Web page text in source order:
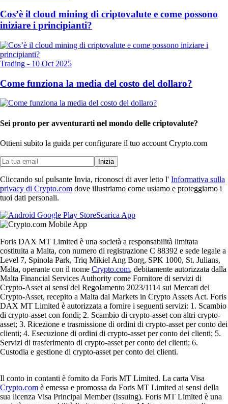
Cos’è il cloud mining di criptovalute e come possono
iniziare i principianti?
Trading - 10 Oct 2025
Come funziona la media del costo del dollaro?
Sei pronto per avventurarti nel mondo delle criptovalute?
Ottieni subito la guida per configurare il tuo account Crypto.com
Inizia
Cliccando sul pulsante Invia, riconosci di aver letto l' Informativa sulla
privacy di Crypto.com dove illustriamo come usiamo e proteggiamo i
tuoi dati personali.
Scarica App
Foris DAX MT Limited è una società a responsabilità limitata
costituita a Malta, con numero di registrazione C 88392 e sede legale a
Level 7, Spinola Park, Triq Mikiel Ang Borg, SPK 1000, St. Julians,
Malta, operante con il nome Crypto.com, debitamente autorizzata dalla
Malta Financial Services Authority come Fornitore di servizi di
Crypto-Asset ai sensi del Regolamento 2023/1114 sui Mercati dei
Crypto-Asset, recepito a Malta dal Markets in Crypto Assets Act. Foris
DAX MT Limited è autorizzata a fornire i seguenti servizi: 1. Scambio
di crypto-asset con fondi; 2. Scambio di crypto-asset con altri crypto-
asset; 3. Ricezione e trasmissione di ordini di crypto-asset per conto dei
clienti; 4. Esecuzione di ordini di crypto-asset per conto dei clienti; 5.
Servizi di trasferimento di crypto-asset per conto dei clienti; 6.
Custodia e gestione di crypto-asset per conto dei clienti.
Il conto in contanti è fornito da Foris MT Limited. La carta Visa
Crypto.com è emessa e promossa da Foris MT Limited ai sensi della
sua licenza Visa Principal Member (Issuing). Foris MT Limited è una